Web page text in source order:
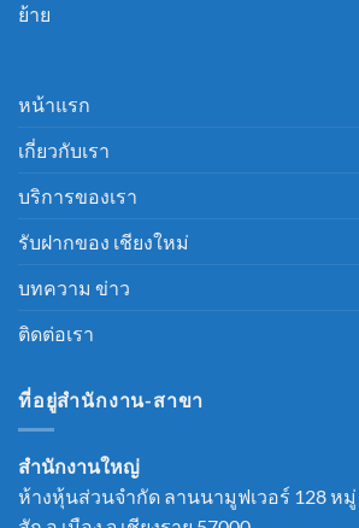
ย้าย
หน้าแรก
เกี่ยวกับเรา
บริการของเรา
รับฝากของ เชียงใหม่
บทความ ข่าว
ติดต่อเรา
ที่อยู่สำนักงาน-สาขา
สำนักงานใหญ่
ห้างหุ้นส่วนจำกัด ลานนามูฟเวอร์ 128 หมู่